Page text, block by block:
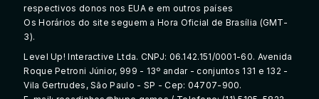
respectivos donos nos EUA e em outros países
Os Horários do site seguem a Hora Oficial de Brasília (GMT-
3).
Level Up! Interactive Ltda. CNPJ: 06.142.151/0001-60. Avenida
Roque Petroni Júnior, 999 - 13º andar - conjuntos 131 e 132 -
Vila Gertrudes, São Paulo - SP - Cep: 04707-900.